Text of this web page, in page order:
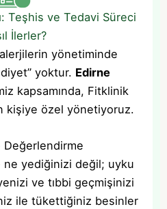
Teşhis ve Tedavi Süreci
İlerler?
yönetiminde
yoktur. Edirne
kapsamında, Fitklinik
kişiye özel yönetiyoruz.
Değerlendirme
ne yediğinizi değil; uyku
ve tıbbi geçmişinizi
ile tükettiğiniz besinler